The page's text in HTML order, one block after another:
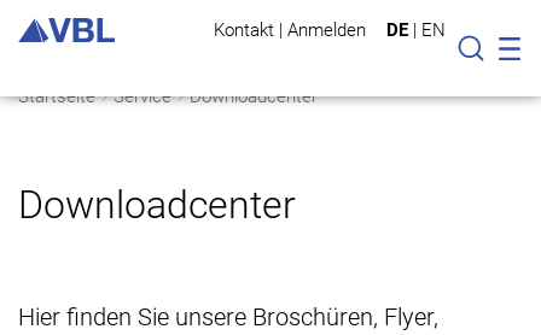
Kontakt | Anmelden DE | EN
Suche
Startseite Service Downloadcenter
Downloadcenter
Hier finden Sie unsere Broschüren, Flyer,